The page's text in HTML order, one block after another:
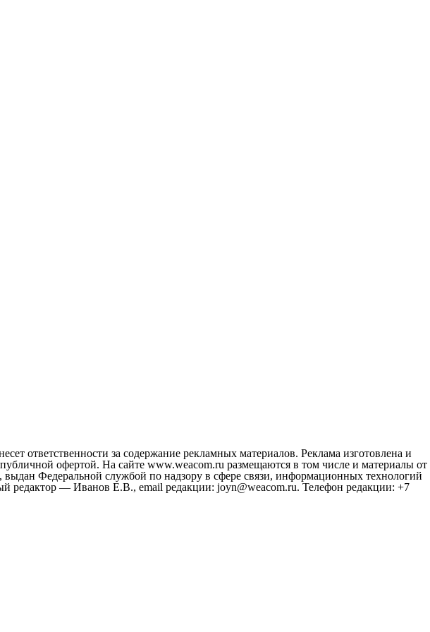
ответственности за содержание рекламных материалов. Реклама изготовлена и
офертой. На сайте www.weacom.ru размещаются в том числе и материалы от
Федеральной службой по надзору в сфере связи, информационных технологий
— Иванов Е.В., email редакции: joyn@weacom.ru. Телефон редакции: +7